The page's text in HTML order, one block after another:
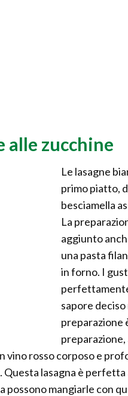
alle zucchine
Le lasagne
primo piatto,
besciamella
La
aggiunto
una pasta
in forno. I
sapore
preparazione
vino rosso corposo e
lasagna è
possono mangiarle con